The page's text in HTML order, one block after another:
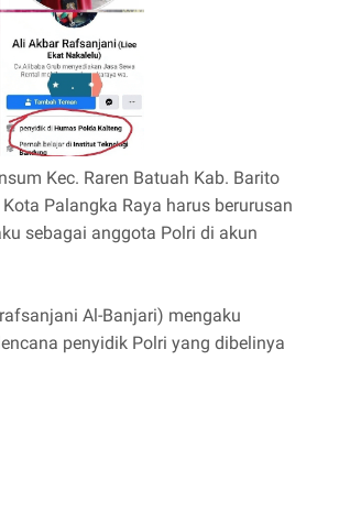
Kec. Raren Batuah Kab. Barito
Palangka Raya harus berurusan
sebagai anggota Polri di akun
Al-Banjari) mengaku
penyidik Polri yang dibelinya